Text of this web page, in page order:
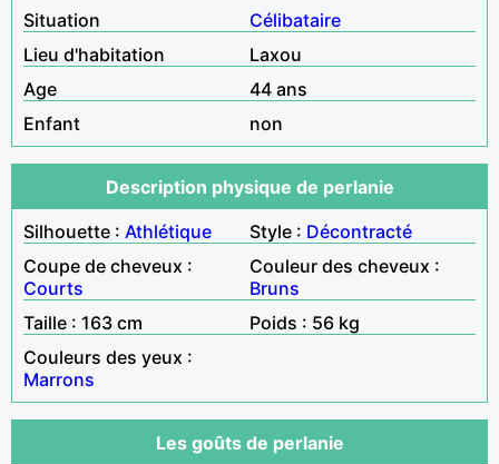
Situation
Célibataire
Lieu d'habitation
Laxou
Age
44 ans
Enfant
non
Description physique de perlanie
Silhouette : Athlétique Style : Décontracté
Coupe de cheveux :
Courts
Couleur des cheveux :
Bruns
Taille : 163 cm
Poids : 56 kg
Couleurs des yeux :
Marrons
Les goûts de perlanie